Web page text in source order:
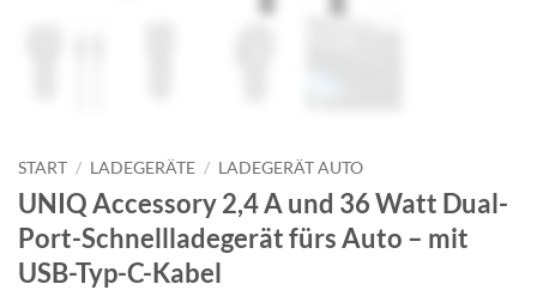
START / LADEGERÄTE / LADEGERÄT AUTO
UNIQ Accessory 2,4 A und 36 Watt Dual-
Port-Schnellladegerät fürs Auto – mit
USB-Typ-C-Kabel